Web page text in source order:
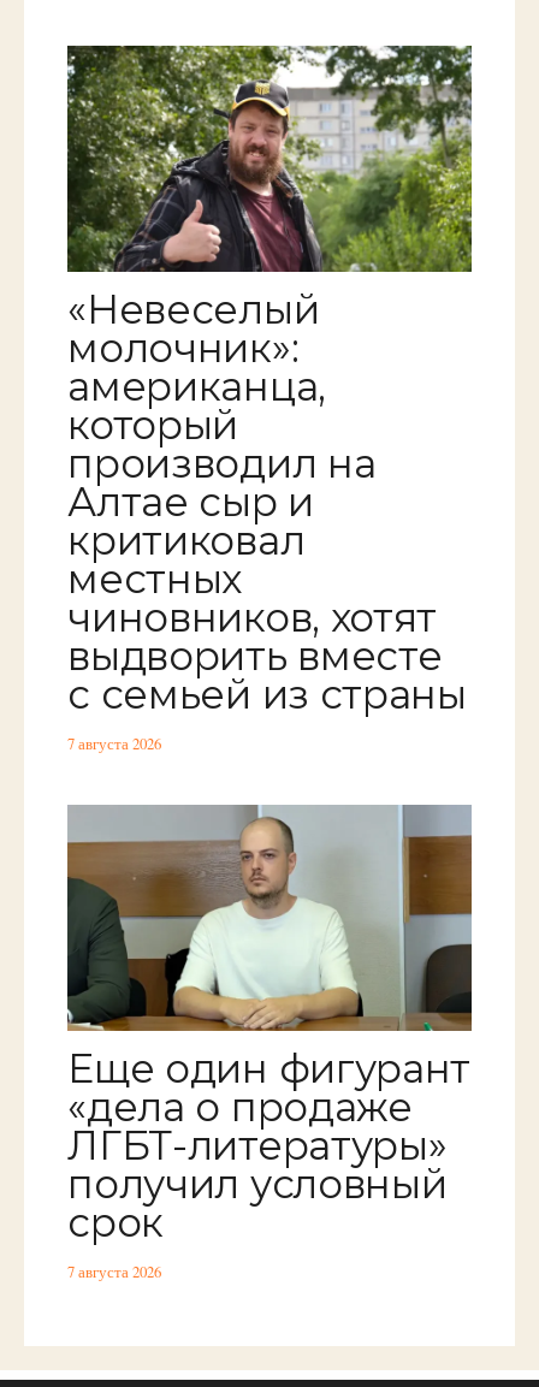
«Невеселый
молочник»:
американца,
который
производил на
Алтае сыр и
критиковал
местных
чиновников, хотят
выдворить вместе
с семьей из страны
7 августа 2026
Еще один фигурант
«дела о продаже
ЛГБТ-литературы»
получил условный
срок
7 августа 2026